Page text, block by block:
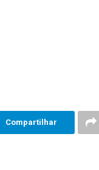
Compartilhar